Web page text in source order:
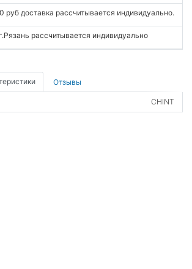
руб доставка рассчитывается индивидуально.
рассчитывается индивидуально
Отзывы
CHINT